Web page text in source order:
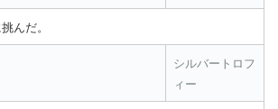
んだ。
シルバートロフ
ィー